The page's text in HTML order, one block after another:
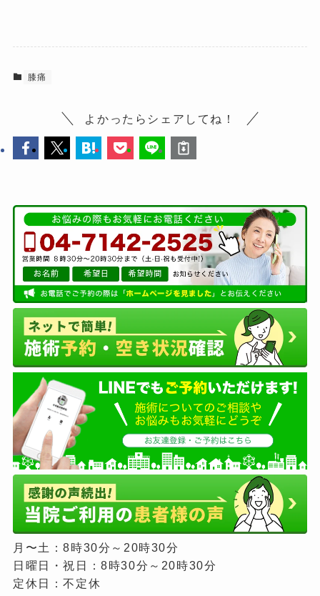
膝痛
よかったらシェアしてね！
月〜土：8時30分～20時30分
日曜日・祝日：8時30分～20時30分
定休日：不定休